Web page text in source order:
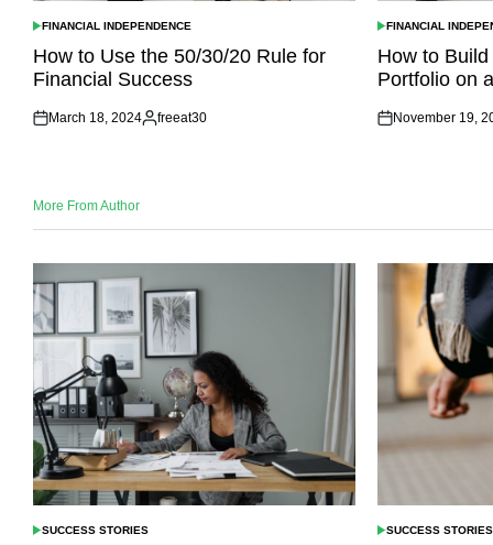
POSTED
IN
FINANCIAL INDEPENDENCE
How to Use the 50/30/20 Rule for
Financial Success
Posted
March 18, 2024
Posted
freeat30
POSTED
IN
FINANCIAL
How to
Portfolio on
Posted
November 19,
More From Author
POSTED
SUCCESS STORIES
POSTED
SUCCESS STORIES